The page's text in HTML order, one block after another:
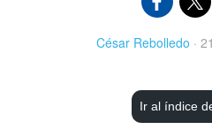
César Rebolledo ·
Ir al índice